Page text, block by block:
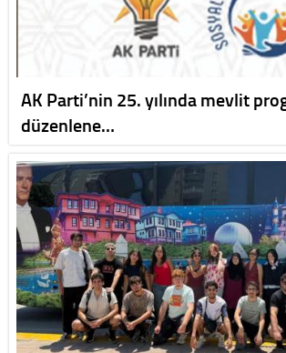
AK Parti’nin 25. yılında mevlit
düzenlene…